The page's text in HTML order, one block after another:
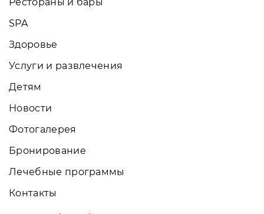
SPA
Здоровье
Услуги и развлечения
Детям
Новости
Фотогалерея
Бронирование
Лечебные программы
Контакты